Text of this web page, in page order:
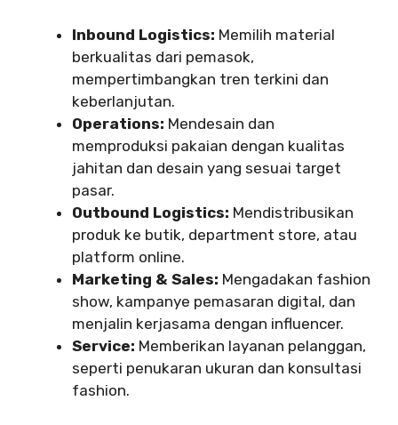
Inbound Logistics: Memilih material
berkualitas dari pemasok,
mempertimbangkan tren terkini dan
keberlanjutan.
Operations: Mendesain dan
memproduksi pakaian dengan kualitas
jahitan dan desain yang sesuai target
pasar.
Outbound Logistics: Mendistribusikan
produk ke butik, department store, atau
platform online.
Marketing & Sales: Mengadakan fashion
show, kampanye pemasaran digital, dan
menjalin kerjasama dengan influencer.
Service: Memberikan layanan pelanggan,
seperti penukaran ukuran dan konsultasi
fashion.